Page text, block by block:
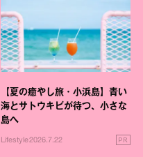
【夏の癒やし旅・小浜島】青い
海とサトウキビが待つ、小さな
島へ
Lifestyle2026.7.22 PR